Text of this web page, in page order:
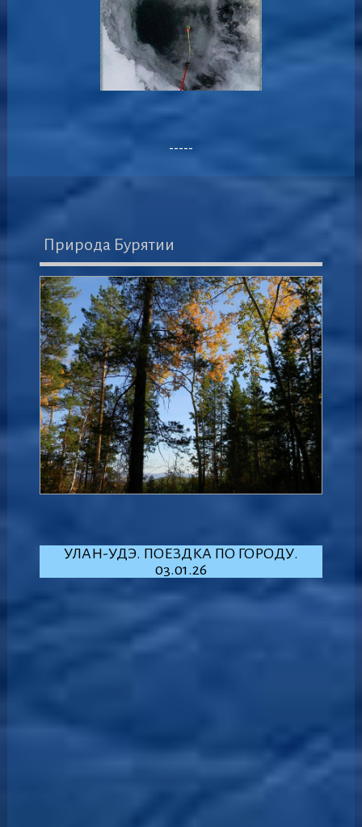
-----
Природа Бурятии
УЛАН-УДЭ. ПОЕЗДКА ПО ГОРОДУ.
03.01.26